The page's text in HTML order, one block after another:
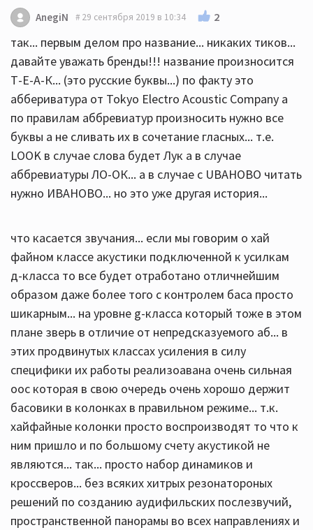
AnegiN 29 сентября 2019 в 10:34 2
так... первым делом про название... никаких тиков...
давайте уважать бренды!!! название произносится
Т-Е-А-К... (это русские буквы...) по факту это
аббериватура от Tokyo Electro Acoustic Company а
по правилам аббревиатур произносить нужно все
буквы а не сливать их в сочетание гласных... т.е.
LOOK в случае слова будет Лук а в случае
аббревиатуры ЛО-ОК... а в случае с UBAHOBО читать
нужно ИВАНОВО... но это уже другая история...
что касается звучания... если мы говорим о хай
файном классе акустики подключенной к усилкам
д-класса то все будет отработано отличнейшим
образом даже более того с контролем баса просто
шикарным... на уровне g-класса который тоже в этом
плане зверь в отличие от непредсказуемого аб... в
этих продвинутых классах усиления в силу
специфики их работы реализоавана очень сильная
оос которая в свою очередь очень хорошо держит
басовики в колонках в правильном режиме... т.к.
хайфайные колонки просто воспроизводят то что к
ним пришло и по большому счету акустикой не
являются... так... просто набор динамиков и
кроссверов... без всяких хитрых резонатороных
решений по созданию аудифильских послезвучий,
пространственной панорамы во всех направлениях и